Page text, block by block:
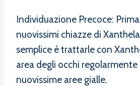
Individuazione Precoce:
nuovissimi chiazze di
semplice è trattarle con
area degli occhi
nuovissime aree gialle.